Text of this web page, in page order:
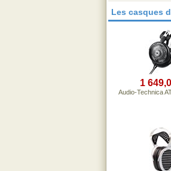
Les casques
1
Audio-Technica